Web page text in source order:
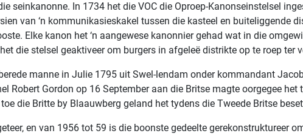
seinkanonne. In 1734 het die VOC die Oproep-Kanonseinstelsel
van ‘n kommunikasieskakel tussen die kasteel en buiteliggende
Elke kanon het ‘n aangewese kanonnier gehad wat in die
die stelsel geaktiveer om burgers in afgeleë distrikte op te roep ter
manne in Julie 1795 uit Swel-lendam onder kommandant
Robert Gordon op 16 September aan die Britse magte oorgegee
die Britte by Blaauwberg geland het tydens die Tweede Britse
en van 1956 tot 59 is die boonste gedeelte gerekonstruktureer